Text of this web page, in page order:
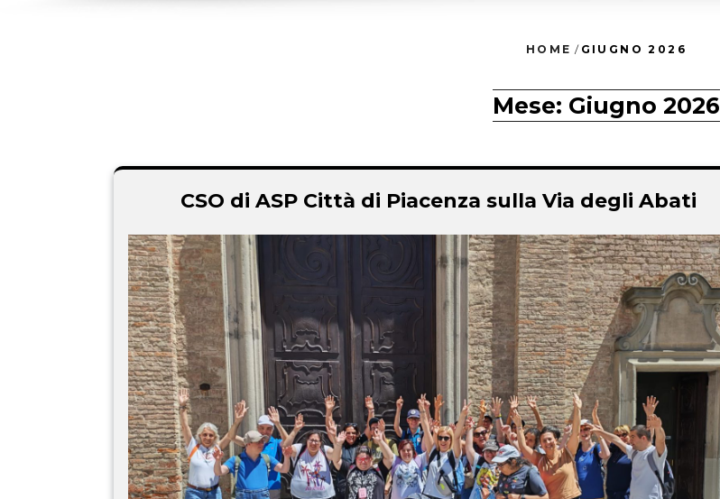
HOME / GIUGNO 2026
Mese: Giugno 2026
CSO di ASP Città di Piacenza sulla Via degli Abati